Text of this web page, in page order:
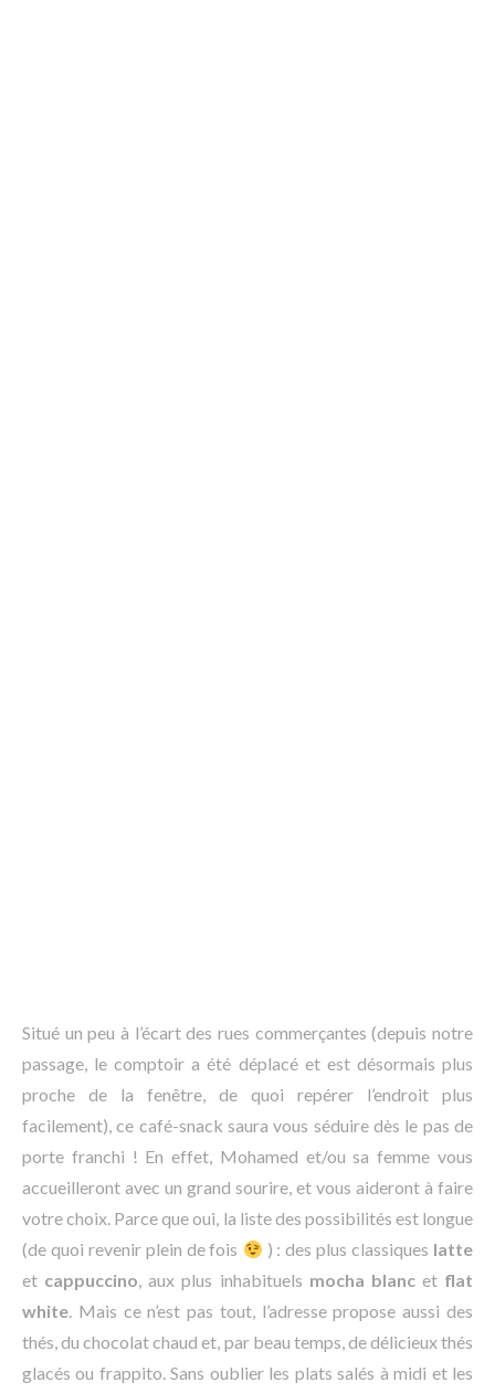
Situé un peu à l’écart des rues commerçantes (depuis notre
passage, le comptoir a été déplacé et est désormais plus
proche de la fenêtre, de quoi repérer l’endroit plus
facilement), ce café-snack saura vous séduire dès le pas de
porte franchi ! En effet, Mohamed et/ou sa femme vous
accueilleront avec un grand sourire, et vous aideront à faire
votre choix. Parce que oui, la liste des possibilités est longue
(de quoi revenir plein de fois
) : des plus classiques latte
et cappuccino, aux plus inhabituels mocha blancet flat
white. Mais ce n’est pas tout, l’adresse propose aussi des
thés, du chocolat chaud et, par beau temps, de délicieux thés
glacés ou frappito. Sans oublier les plats salés à midi et les